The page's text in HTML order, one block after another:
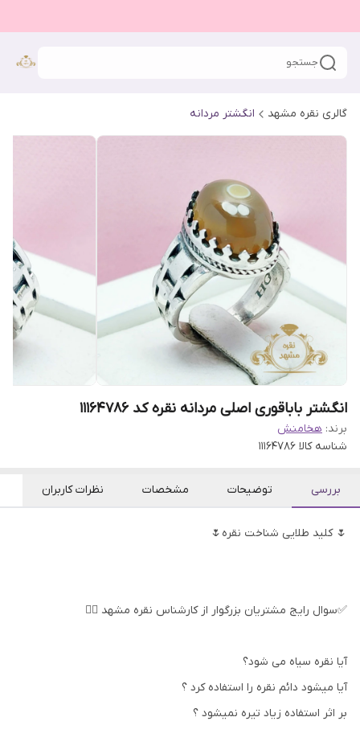
جستجو
گالری نقره مشهد انگشتر مردانه
انگشتر باباقوری اصلی مردانه نقره کد 11164786
برند: هخامنش
شناسه کالا 11164786
بررسی توضیحات مشخصات نظرات کاربران
🌷 کلید طلایی شناخت نقره🌷
✅سوال رایج مشتریان بزرگوار از کارشناس نقره مشهد 👇🏻
آیا نقره سیاه می شود؟
آیا میشود دائم نقره را استفاده کرد ؟
بر اثر استفاده زیاد تیره نمیشود ؟